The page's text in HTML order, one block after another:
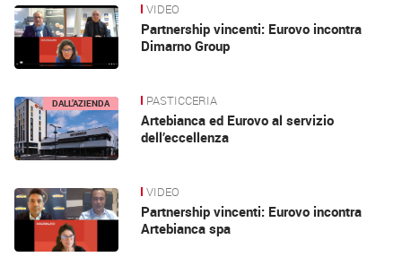
DALL’AZIENDA VIDEO
Partnership vincenti: Eurovo incontra
Dimarno Group
DALL’AZIENDA PASTICCERIA
Artebianca ed Eurovo al servizio
dell’eccellenza
DALL’AZIENDA VIDEO
Partnership vincenti: Eurovo incontra
Artebianca spa